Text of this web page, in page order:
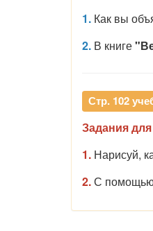
1. Как вы
2. В книге
Стр. 102
Задания
1. Нарисуй,
2.С помощью